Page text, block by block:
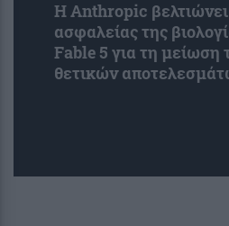
Η Anthropic βελτιώνει
ασφαλείας της
Fable 5 για τη
θετικών